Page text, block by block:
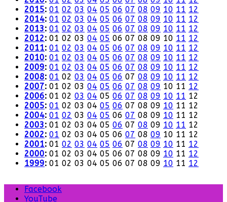
2015: 01 02 03 04 05 06 07 08 09 10 11 12
2014: 01 02 03 04 05 06 07 08 09 10 11 12
2013: 01 02 03 04 05 06 07 08 09 10 11 12
2012: 01 02 03 04 05 06 07 08 09 10 11 12
2011: 01 02 03 04 05 06 07 08 09 10 11 12
2010: 01 02 03 04 05 06 07 08 09 10 11 12
2009: 01 02 03 04 05 06 07 08 09 10 11 12
2008: 01 02 03 04 05 06 07 08 09 10 11 12
2007: 01 02 03 04 05 06 07 08 09 10 11 12
2006: 01 02 03 04 05 06 07 08 09 10 11 12
2005: 01 02 03 04 05 06 07 08 09 10 11 12
2004: 01 02 03 04 05 06 07 08 09 10 11 12
2003: 01 02 03 04 05 06 07 08 09 10 11 12
2002: 01 02 03 04 05 06 07 08 09 10 11 12
2001: 01 02 03 04 05 06 07 08 09 10 11 12
2000: 01 02 03 04 05 06 07 08 09 10 11 12
1999: 01 02 03 04 05 06 07 08 09 10 11 12
Facebook
YouTube